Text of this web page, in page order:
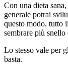
Con una dieta
generale potrai
questo modo, tutto
sembrare più snello
Lo stesso vale per
basta.